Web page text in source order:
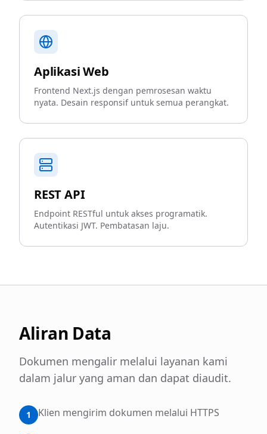
Aplikasi Web
Frontend Next.js dengan pemrosesan waktu
nyata. Desain responsif untuk semua perangkat.
REST API
Endpoint RESTful untuk akses programatik.
Autentikasi JWT. Pembatasan laju.
Aliran Data
Dokumen mengalir melalui layanan kami
dalam jalur yang aman dan dapat diaudit.
1 Klien mengirim dokumen melalui HTTPS